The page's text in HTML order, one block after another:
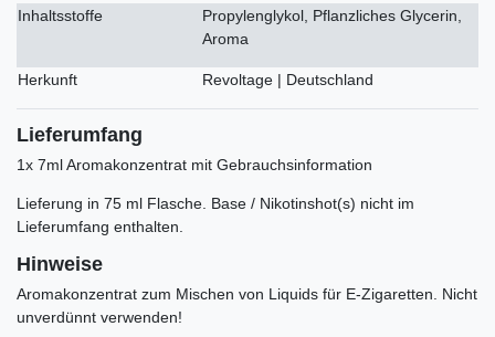
Inhaltsstoffe
Propylenglykol, Pflanzliches Glycerin,
Aroma
Herkunft Revoltage | Deutschland
Lieferumfang
1x 7ml Aromakonzentrat mit Gebrauchsinformation
Lieferung in 75 ml Flasche. Base / Nikotinshot(s) nicht im
Lieferumfang enthalten.
Hinweise
Aromakonzentrat zum Mischen von Liquids für E-Zigaretten. Nicht
unverdünnt verwenden!